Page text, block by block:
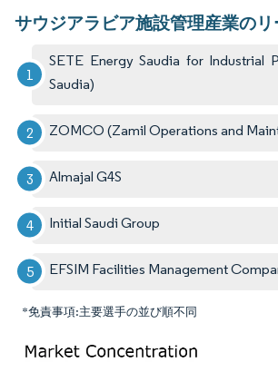
サウジアラビア施設管理産業の
SETE Energy Saudia for Industrial
Saudia)
ZOMCO (Zamil Operations and
Almajal G4S
Initial Saudi Group
EFSIM Facilities Management
*免責事項:主要選手の並び順不同